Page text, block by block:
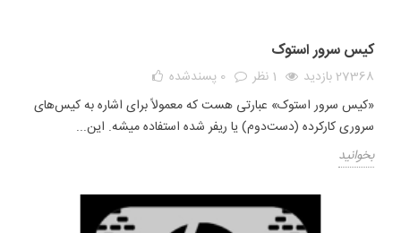
کیس سرور استوک
27368 بازدید 1 نظر 0 پسندشده
«کیس سرور استوک» عبارتی هست که معمولاً برای اشاره به کیس‌های
سروری کارکرده (دست‌دوم) یا ریفر شده استفاده میشه. این...
بخوانید